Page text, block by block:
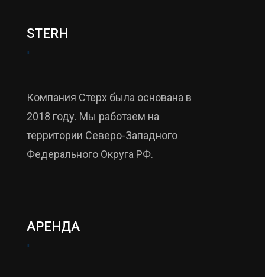
STERH
Компания Стерх была основана в
2018 году. Мы работаем на
территории Северо-Западного
Федерального Округа РФ.
АРЕНДА